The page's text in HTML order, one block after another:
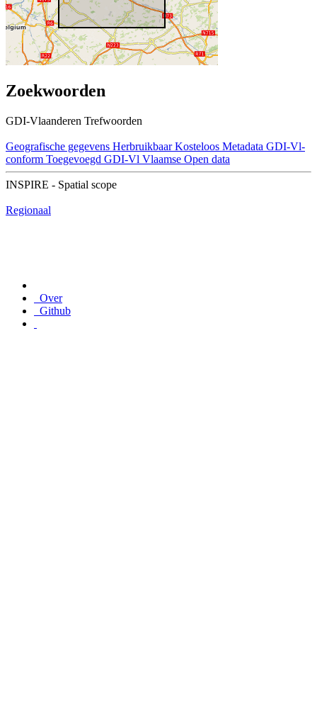
Zoekwoorden
GDI-Vlaanderen Trefwoorden
Geografische gegevens Herbruikbaar Kosteloos Metadata GDI-Vl-
conform Toegevoegd GDI-Vl Vlaamse Open data
INSPIRE - Spatial scope
Regionaal
Over
Github